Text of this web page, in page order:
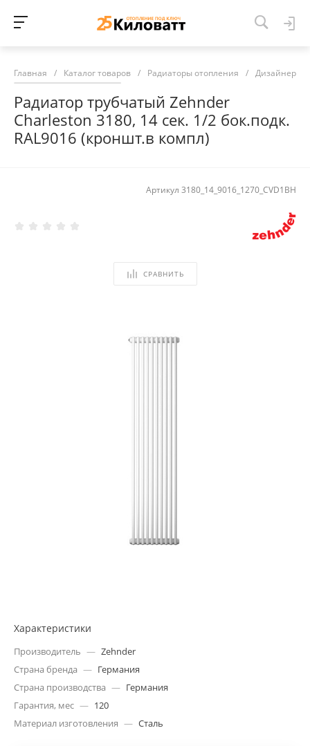
Главная / Каталог товаров / Радиаторы отопления /
Радиатор трубчатый Zehnder
Charleston 3180, 14 сек. 1/2 бок.подк.
RAL9016 (кроншт.в компл)
Артикул 3180_14_9016_1270_CVD1BH
СРАВНИТЬ
Характеристики
Производитель — Zehnder
Страна бренда — Германия
Страна производства — Германия
Гарантия, мес — 120
Материал изготовления — Сталь